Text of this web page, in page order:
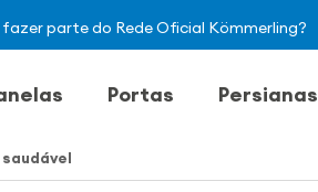
fazer parte do Rede Oficial Kömmerling?
Portas Persianas